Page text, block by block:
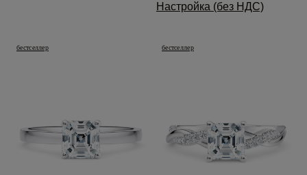
Настройка (без НДС)
бестселлер бестселлер